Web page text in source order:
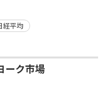
経平均
ーク市場